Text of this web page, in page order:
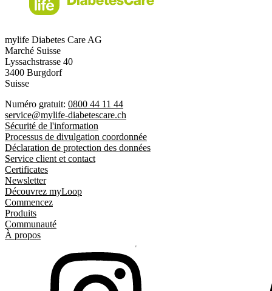
mylife Diabetes Care AG
Marché Suisse
Lyssachstrasse 40
3400 Burgdorf
Suisse
Numéro gratuit: 0800 44 11 44
service@mylife-diabetescare.ch
Sécurité de l'information
Processus de divulgation coordonnée
Déclaration de protection des données
Service client et contact
Certificates
Newsletter
Découvrez myLoop
Commencez
Produits
Communauté
À propos